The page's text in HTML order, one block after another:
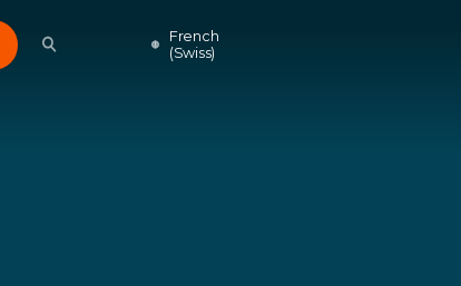
French
(Swiss)